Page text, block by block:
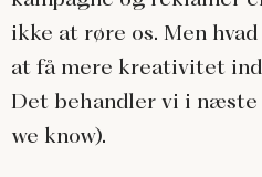
ikke at røre os. Men
at få mere kreativitet
Det behandler vi i
we know).